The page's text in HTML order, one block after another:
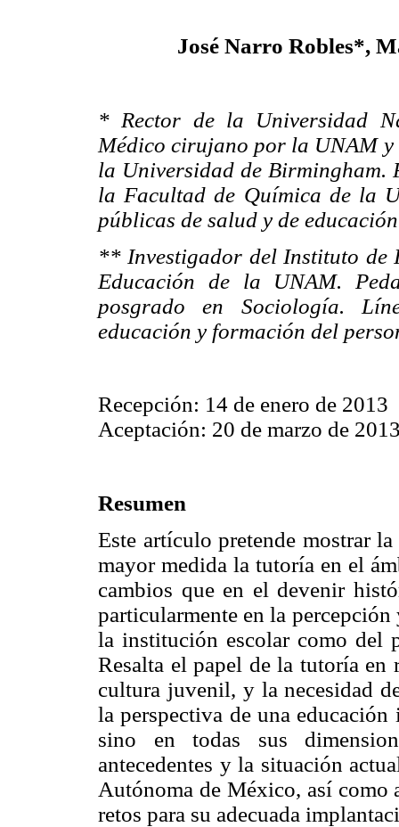
José Narro Robles*,
* Rector de la Universidad
Médico cirujano por la UNAM
la Universidad de Birmingham.
la Facultad de Química de la
públicas de salud y de
** Investigador del Instituto de
Educación de la UNAM.
posgrado en Sociología.
educación y formación del
Recepción: 14 de enero de 2013
Aceptación: 20 de marzo de
Resumen
Este artículo pretende mostrar
mayor medida la tutoría en el
cambios que en el devenir
particularmente en la percepción
la institución escolar como del
Resalta el papel de la tutoría
cultura juvenil, y la necesidad
la perspectiva de una
sino en todas sus
antecedentes y la situación
Autónoma de México, así como
retos para su adecuada